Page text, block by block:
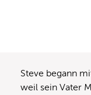
Steve begann
weil sein Vater